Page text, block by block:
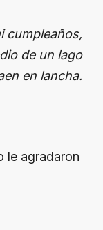
cumpleaños,
de un lago
en lancha.
le agradaron